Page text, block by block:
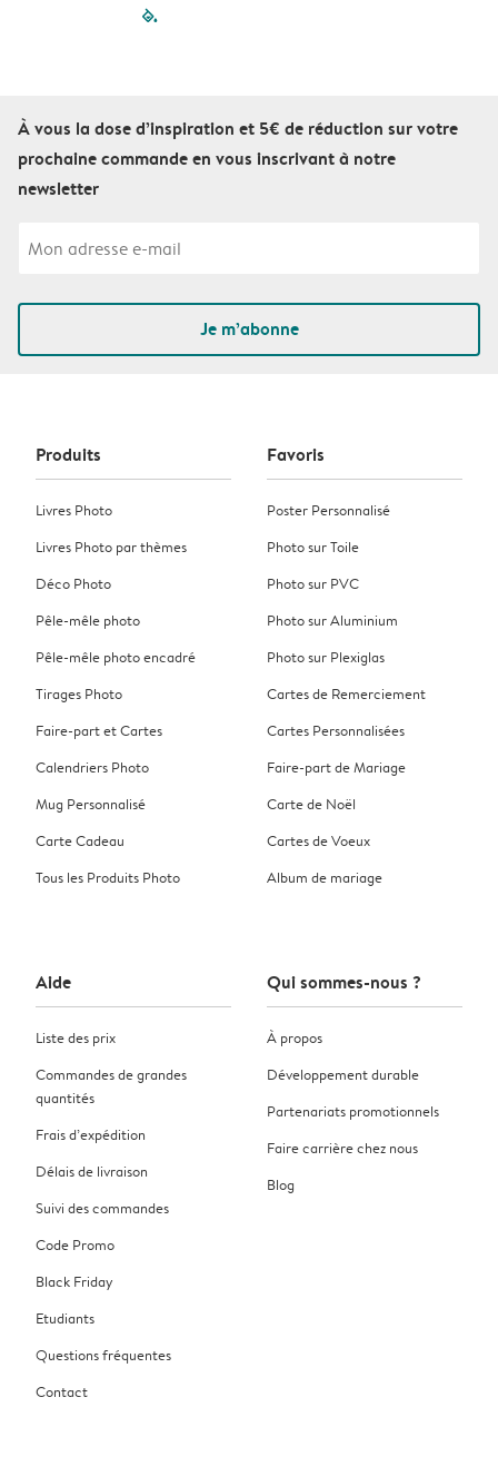
filled-pagination
À vous la dose d’inspiration et 5€ de réduction sur votre
prochaine commande en vous inscrivant à notre
newsletter
Je m’abonne
Produits
Livres Photo
Livres Photo par thèmes
Déco Photo
Pêle-mêle photo
Pêle-mêle photo encadré
Tirages Photo
Faire-part et Cartes
Calendriers Photo
Mug Personnalisé
Carte Cadeau
Tous les Produits Photo
Favoris
Poster Personnalisé
Photo sur Toile
Photo sur PVC
Photo sur Aluminium
Photo sur Plexiglas
Cartes de Remerciement
Cartes Personnalisées
Faire-part de Mariage
Carte de Noël
Cartes de Voeux
Album de mariage
Aide
Liste des prix
Commandes de grandes
quantités
Frais d’expédition
Délais de livraison
Suivi des commandes
Code Promo
Black Friday
Etudiants
Questions fréquentes
Contact
Qui sommes-nous ?
À propos
Développement durable
Partenariats promotionnels
Faire carrière chez nous
Blog